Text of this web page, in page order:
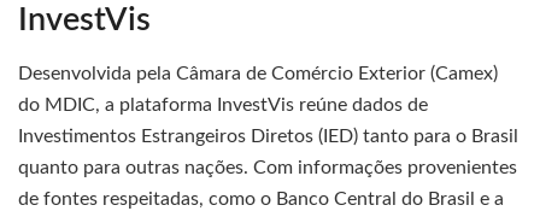
InvestVis
Desenvolvida pela Câmara de Comércio Exterior (Camex)
do MDIC, a plataforma InvestVis reúne dados de
Investimentos Estrangeiros Diretos (IED) tanto para o Brasil
quanto para outras nações. Com informações provenientes
de fontes respeitadas, como o Banco Central do Brasil e a